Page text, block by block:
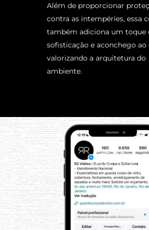
Além de proporcionar
contra as intempéries, essa
também adiciona um toque
sofisticação e aconchego ao
valorizando a arquitetura do
ambiente.